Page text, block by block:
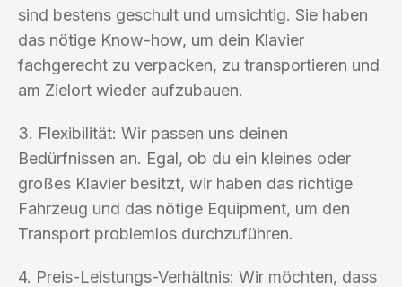
sind bestens geschult und umsichtig. Sie haben
das nötige Know-how, um dein Klavier
fachgerecht zu verpacken, zu transportieren und
am Zielort wieder aufzubauen.
3. Flexibilität: Wir passen uns deinen
Bedürfnissen an. Egal, ob du ein kleines oder
großes Klavier besitzt, wir haben das richtige
Fahrzeug und das nötige Equipment, um den
Transport problemlos durchzuführen.
4. Preis-Leistungs-Verhältnis: Wir möchten, dass